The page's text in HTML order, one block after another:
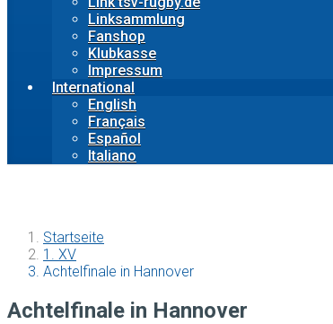
Linksammlung
Fanshop
Klubkasse
Impressum
International
English
Français
Español
Italiano
Startseite
1. XV
Achtelfinale in Hannover
Achtelfinale in Hannover